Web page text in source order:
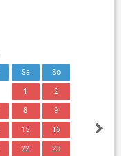
Sa So
1 2
8 9
15 16
22 23